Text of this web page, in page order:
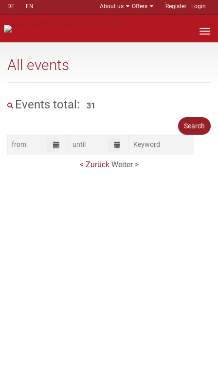
DE EN About us Offers Register Login
All events
Events total: 31
< Zurück Weiter >